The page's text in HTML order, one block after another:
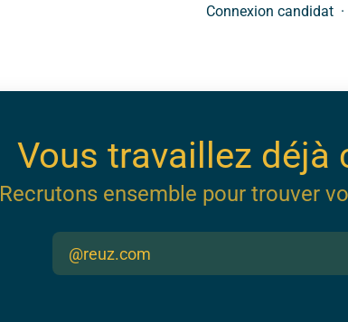
Connexion candidat ·
Vous travaillez déjà
Recrutons ensemble pour trouver
@reuz.com